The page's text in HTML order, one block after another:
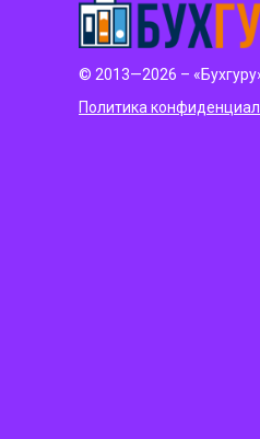
© 2013—2026 –
Политика